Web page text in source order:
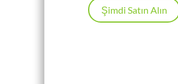
Şimdi Satın Alın
Renews automatically. Cancel